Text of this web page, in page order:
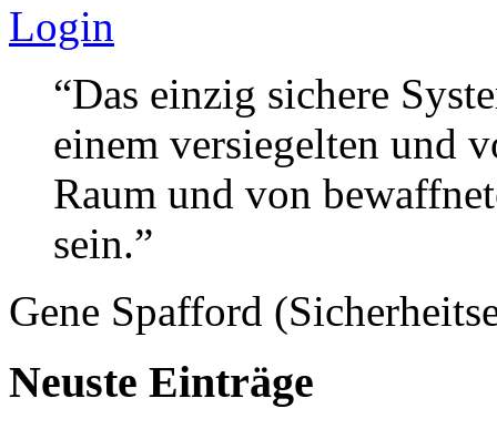
Login
“Das einzig sichere
einem versiegelten und
Raum und von
sein.”
Gene Spafford
Neuste Einträge